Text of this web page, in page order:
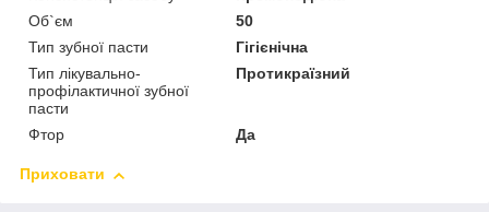
Об`єм
50
Тип зубної пасти
Гігієнічна
Тип лікувально-
профілактичної зубної
пасти
Протикраїзний
Фтор Да
Приховати